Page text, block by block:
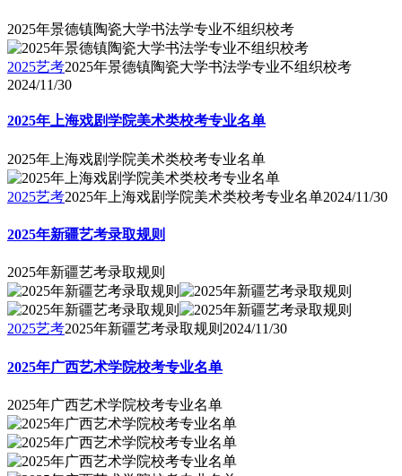
2025年景德镇陶瓷大学书法学专业不组织校考
2025艺考2025年景德镇陶瓷大学书法学专业不组织校考
2024/11/30
2025年上海戏剧学院美术类校考专业名单
2025年上海戏剧学院美术类校考专业名单
2025艺考2025年上海戏剧学院美术类校考专业名单2024/11/30
2025年新疆艺考录取规则
2025年新疆艺考录取规则
2025艺考2025年新疆艺考录取规则 2024/11/30
2025年广西艺术学院校考专业名单
2025年广西艺术学院校考专业名单